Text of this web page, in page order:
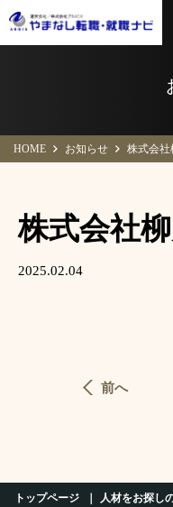
HOME お知らせ 株式会社
株式会社
2025.02.04
前へ
トップページ 人材をお探し